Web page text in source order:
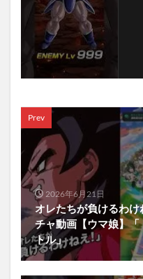
Prev
2026年6月21日
オレたちが負けるわ
チャ動画【ウマ娘】
トル」